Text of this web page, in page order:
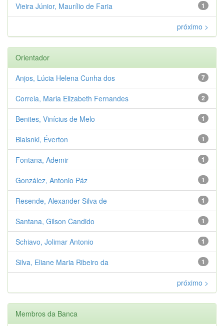
1
Vieira Júnior, Maurílio de Faria
próximo >
Orientador
7
Anjos, Lúcia Helena Cunha dos
2
Correia, Maria Elizabeth Fernandes
1
Benites, Vinícius de Melo
1
Blaisnki, Éverton
1
Fontana, Ademir
1
González, Antonio Páz
1
Resende, Alexander Silva de
1
Santana, Gilson Candido
1
Schiavo, Jolimar Antonio
1
Silva, Eliane Maria Ribeiro da
próximo >
Membros da Banca